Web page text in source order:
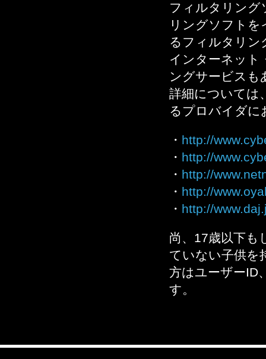
フィルタリング
リングソフト
るフィルタリン
インターネット
ングサービスも
詳細については
るプロバイダに
・ http://
・ http://
・ http://
・ http://
・ http://
尚、17歳以下も
ていない子供を
方はユーザーID
す。